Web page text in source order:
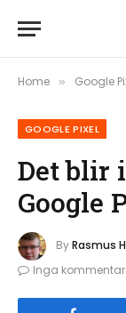
Home » Google
GOOGLE PIXEL
Det blir
Google
ByRasmus
Inga